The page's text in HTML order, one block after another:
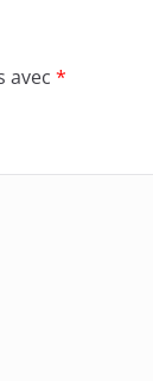
avec *